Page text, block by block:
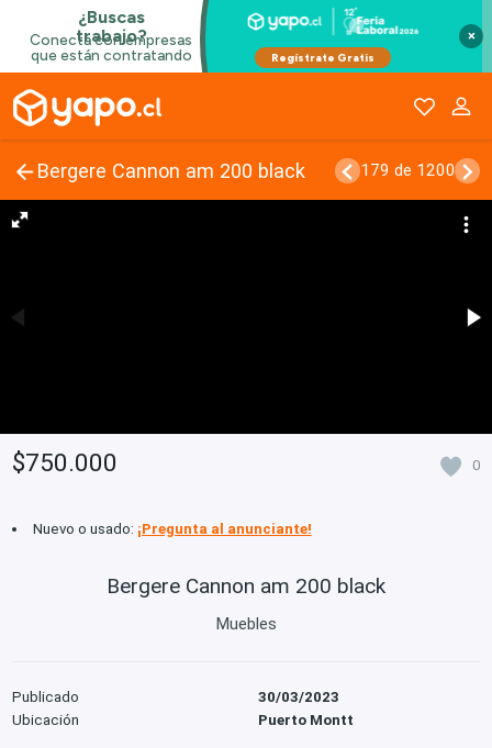
×
Bergere Cannon am 200 black 179 de 1200
$750.000 0
Nuevo o usado: ¡Pregunta al anunciante!
Bergere Cannon am 200 black
Muebles
Publicado
30/03/2023
Ubicación
Puerto Montt